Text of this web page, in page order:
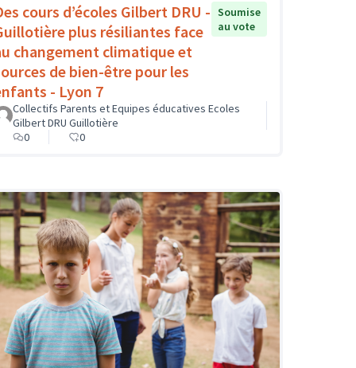
cours d’écoles Gilbert DRU -
plus résiliantes face
changement climatique et
de bien-être pour les
- Lyon 7
Soumise
au vote
Collectifs Parents et Equipes éducatives Ecoles
Gilbert DRU Guillotière
0
0